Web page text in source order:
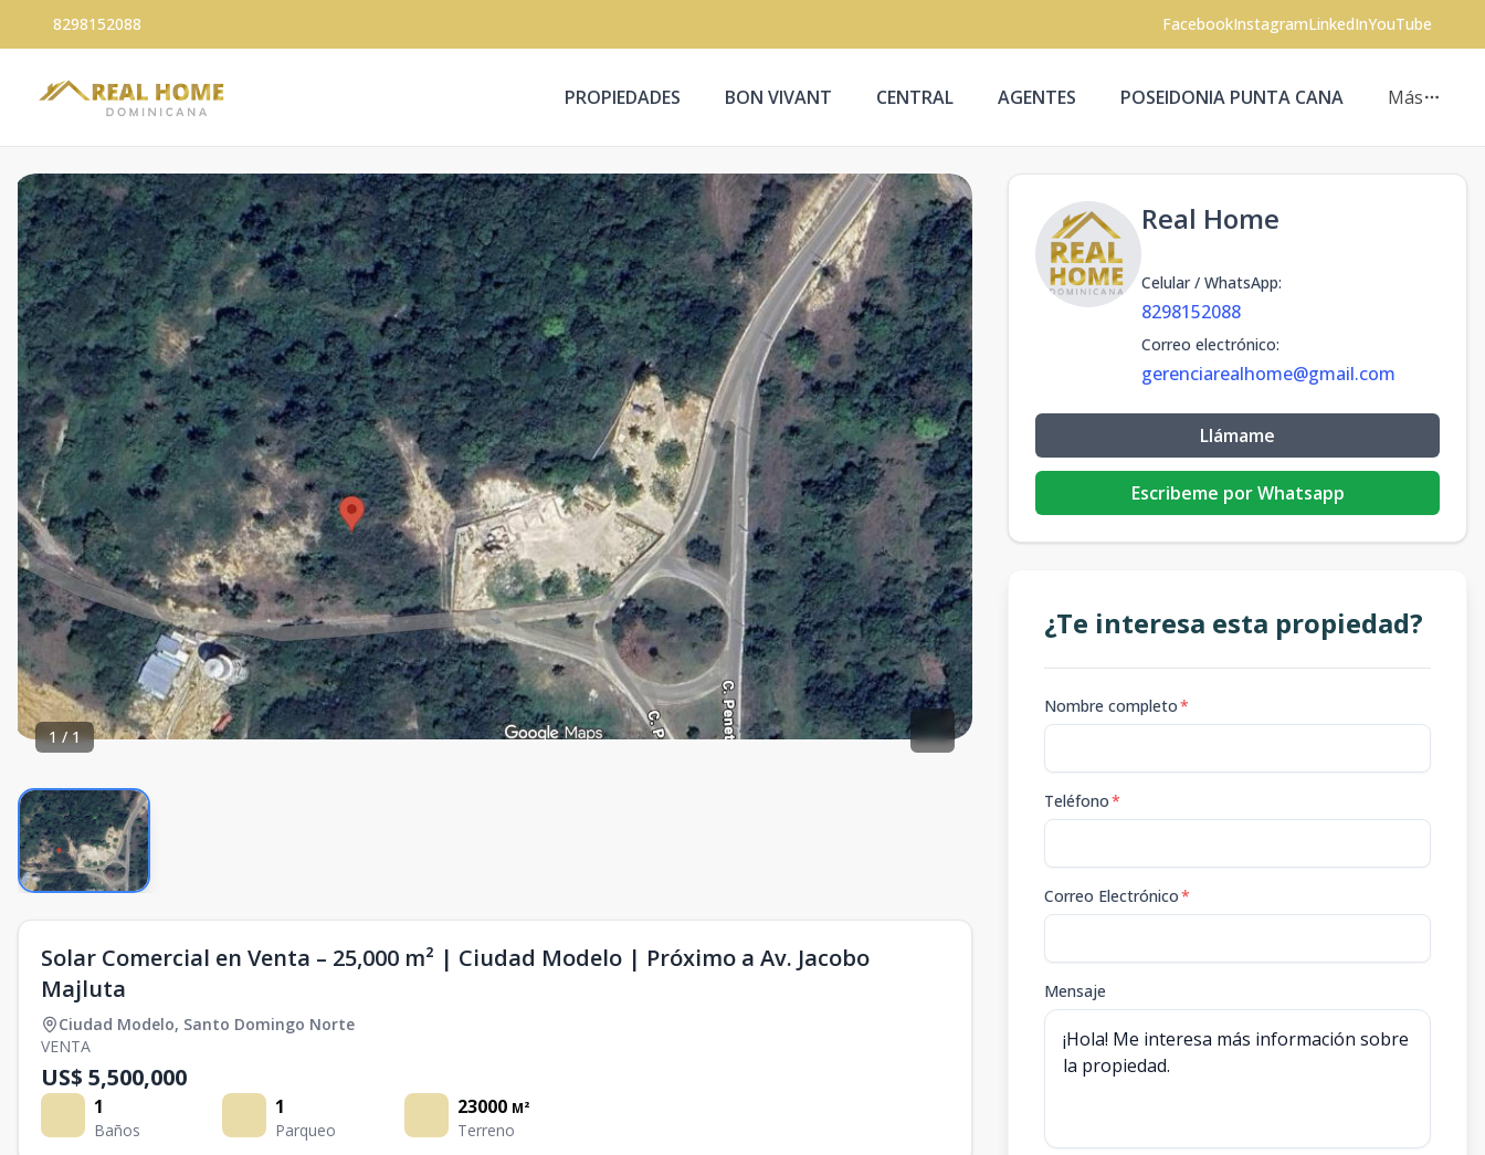
8298152088 FacebookInstagramLinkedInYouTube
PROPIEDADES BON VIVANT CENTRAL AGENTES POSEIDONIA PUNTA CANA Más
1/1
Solar Comercial en Venta – 25,000 m² | Ciudad Modelo | Próximo a Av. Jacobo
Majluta
Ciudad Modelo, Santo Domingo Norte
VENTA
US$ 5,500,000
1
Baños
1
Parqueo
23000 M²
Terreno
Real Home
Celular / WhatsApp:
8298152088
Correo electrónico:
gerenciarealhome@gmail.com
Llámame
Escribeme por Whatsapp
¿Te interesa esta propiedad?
Nombre completo*
Teléfono*
Correo Electrónico*
Mensaje